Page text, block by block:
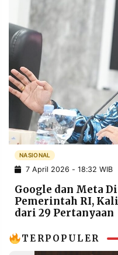
FINANSIA PERSONA
DAERAH NASIONAL
MANCA
INFORMASI
PRIVACY
POLICY
BERITA
WARGA
INFORMASI
IKLAN
KIRIM
PENGADUAN TERM
OF
SERVICE
IKUTI
KAMI
NASIONAL
7 April 2026 - 18:32 WIB
Google dan Meta
Pemerintah RI,
dari 29 Pertanyaan
TERPOPULER